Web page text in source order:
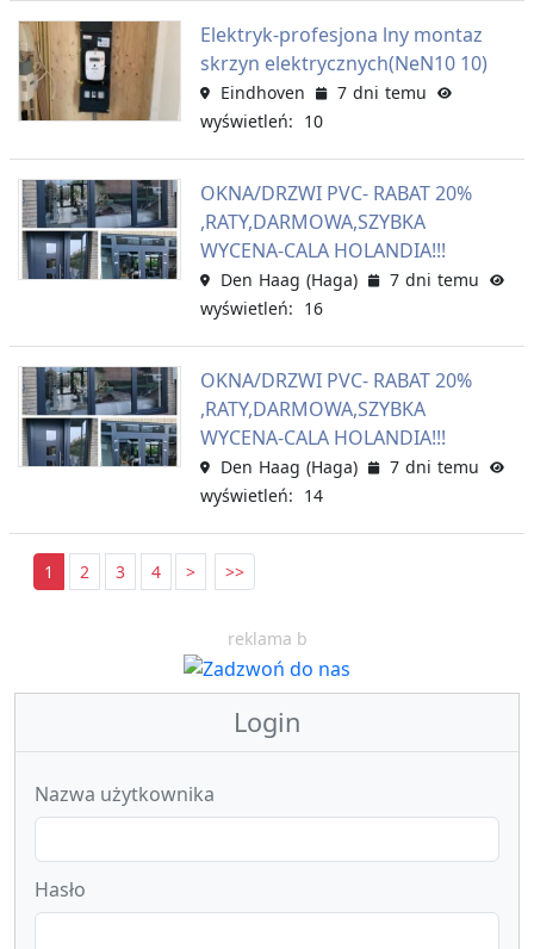
Elektryk-profesjona lny montaz
skrzyn elektrycznych(NeN10 10)
Eindhoven
7 dni temu
wyświetleń: 10
OKNA/DRZWI PVC- RABAT 20%
,RATY,DARMOWA,SZYBKA
WYCENA-CALA HOLANDIA!!!
Den Haag (Haga)
7 dni temu
wyświetleń: 16
OKNA/DRZWI PVC- RABAT 20%
,RATY,DARMOWA,SZYBKA
WYCENA-CALA HOLANDIA!!!
Den Haag (Haga)
7 dni temu
wyświetleń: 14
1 2 3 4 > >>
reklama b
Login
Nazwa użytkownika
Hasło